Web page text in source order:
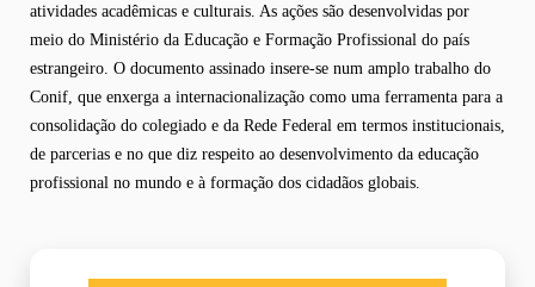
atividades acadêmicas e culturais. As ações são desenvolvidas por
meio do Ministério da Educação e Formação Profissional do país
estrangeiro. O documento assinado insere-se num amplo trabalho do
Conif, que enxerga a internacionalização como uma ferramenta para a
consolidação do colegiado e da Rede Federal em termos institucionais,
de parcerias e no que diz respeito ao desenvolvimento da educação
profissional no mundo e à formação dos cidadãos globais.